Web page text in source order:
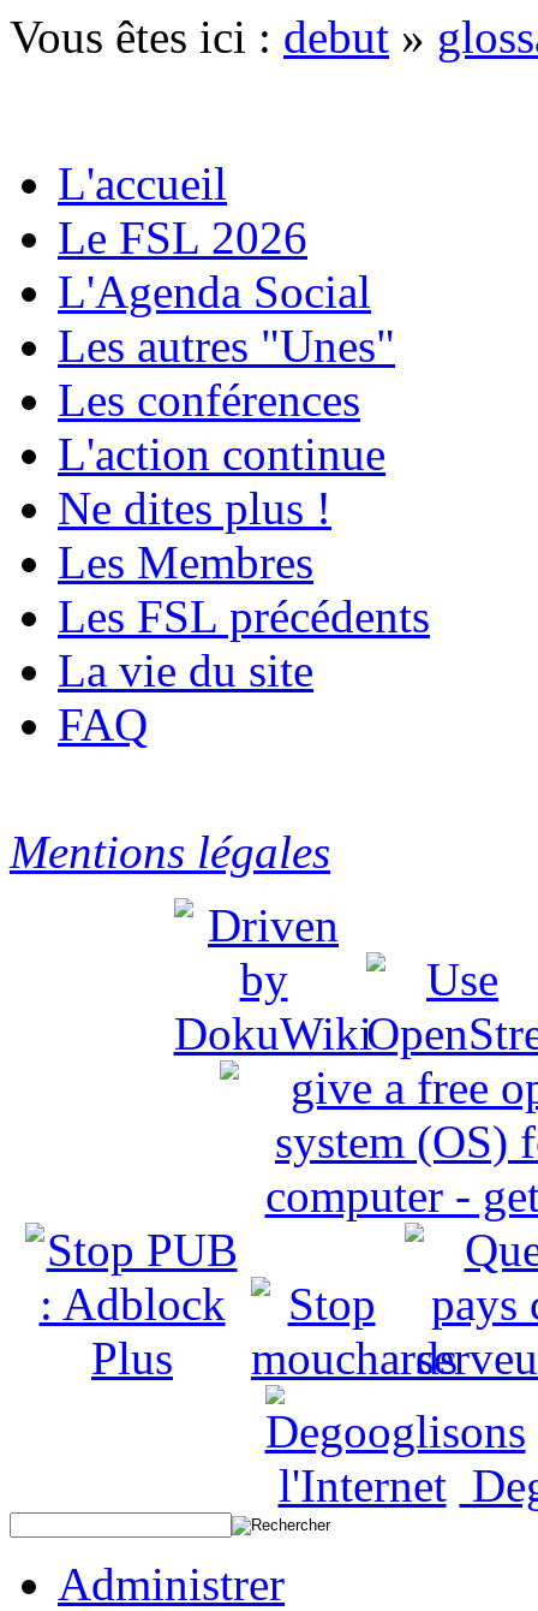
Vous êtes ici : debut »
L'accueil
Le FSL 2026
L'Agenda Social
Les autres "Unes"
Les conférences
L'action continue
Ne dites plus !
Les Membres
Les FSL précédents
La vie du site
FAQ
Mentions légales
Administrer